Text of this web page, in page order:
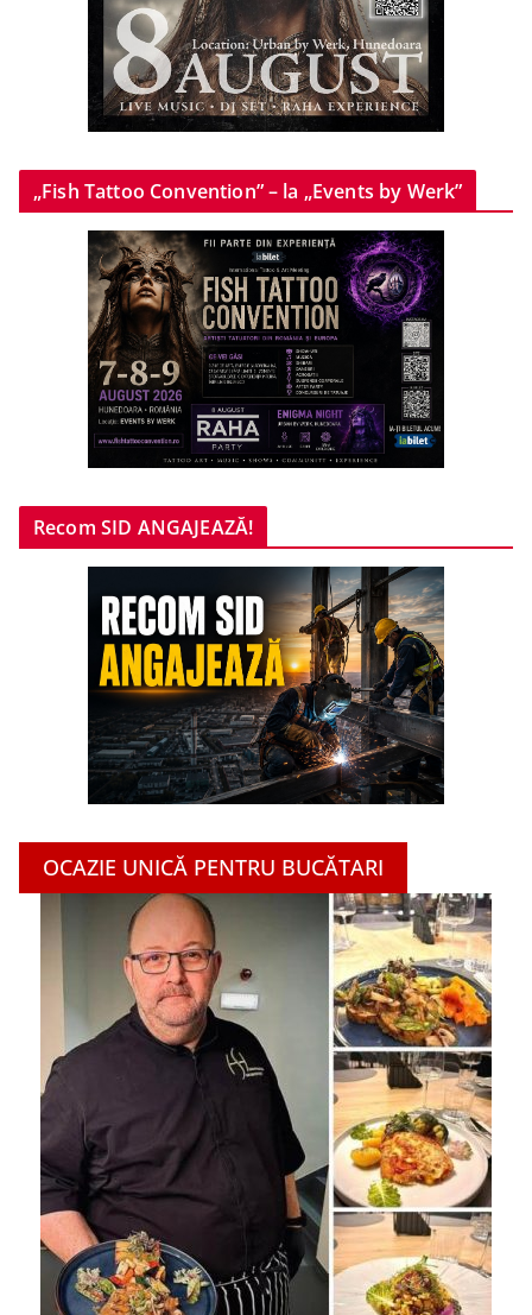
„Fish Tattoo Convention” – la „Events by Werk”
Recom SID ANGAJEAZĂ!
OCAZIE UNICĂ PENTRU BUCĂTARI